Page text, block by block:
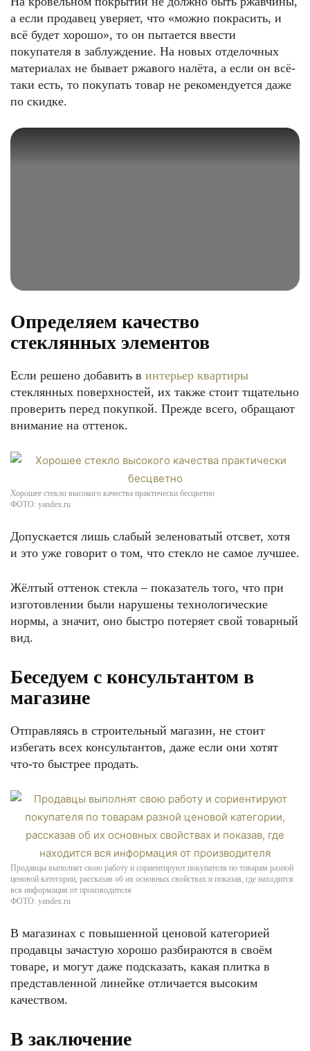
а если продавец уверяет, что «можно покрасить, и
всё будет хорошо», то он пытается ввести
покупателя в заблуждение. На новых отделочных
материалах не бывает ржавого налёта, а если он всё-
таки есть, то покупать товар не рекомендуется даже
по скидке.
Определяем качество
стеклянных элементов
Если решено добавить в интерьер квартиры
стеклянных поверхностей, их также стоит тщательно
проверить перед покупкой. Прежде всего, обращают
внимание на оттенок.
Хорошее стекло высокого качества практически бесцветно
ФОТО: yandex.ru
Допускается лишь слабый зеленоватый отсвет, хотя
и это уже говорит о том, что стекло не самое лучшее.
Жёлтый оттенок стекла – показатель того, что при
изготовлении были нарушены технологические
нормы, а значит, оно быстро потеряет свой товарный
вид.
Беседуем с консультантом в
магазине
Отправляясь в строительный магазин, не стоит
избегать всех консультантов, даже если они хотят
что-то быстрее продать.
Продавцы выполнят свою работу и сориентируют покупателя по товарам разной
ценовой категории, рассказав об их основных свойствах и показав, где находится
вся информация от производителя
ФОТО: yandex.ru
В магазинах с повышенной ценовой категорией
продавцы зачастую хорошо разбираются в своём
товаре, и могут даже подсказать, какая плитка в
представленной линейке отличается высоким
качеством.
В заключение